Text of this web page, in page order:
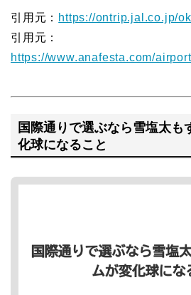
引用元： https://ontrip.jal.co.jp/
引用元：
https://www.anafesta.com/
国際通りで選ぶなら雪塩太も
化球になること